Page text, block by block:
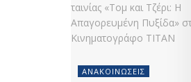
ΑΝΑΚΟΙΝΏΣΕΙΣ